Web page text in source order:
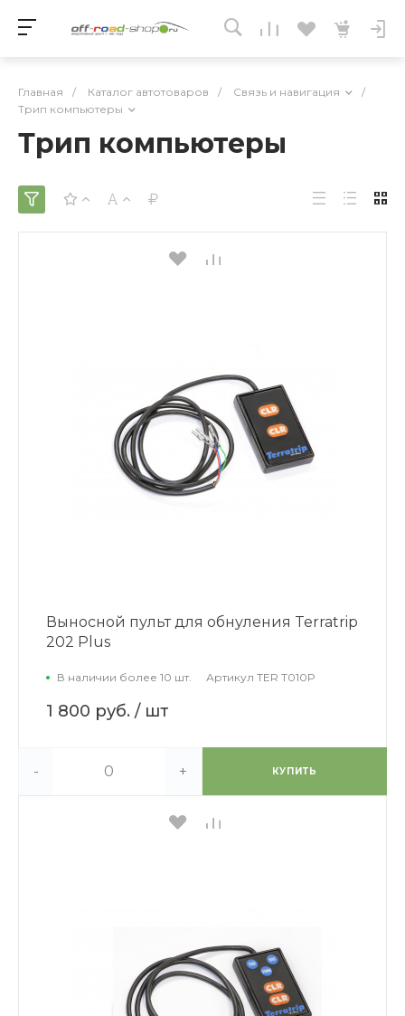
Главная / Каталог автотоваров / Связь и навигация
/
Трип компьютеры
Трип компьютеры
Выносной пульт для обнуления Terratrip
202 Plus
В наличии более 10 шт. Артикул TER T010P
1 800 руб. / шт
- + КУПИТЬ